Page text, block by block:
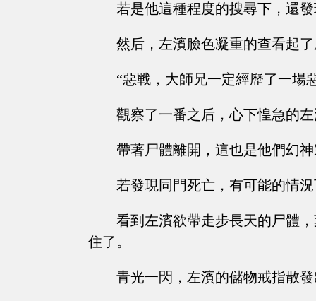
若是他這種程度的搜尋下，還
然后，左濱臉色凝重的查看起
“惡戰，大師兄一定經歷了一場
觀察了一番之后，心下惶急的
帶著尸體離開，這也是他們幻
若發現同門死亡，有可能的情
看到左濱欲帶走步長天的尸體
住了。
青光一閃，左濱的儲物戒指散